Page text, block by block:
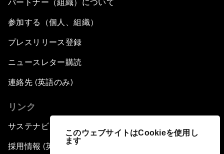
このウェブサイトはCookieを使用し
ます
パートナー（組織）について
参加する（個人、組織）
プレスリリース登録
ニュースレター購読
連絡先 (英語のみ)
リンク
サステナビリティへの取り組み
採用情報 (英語のみ)